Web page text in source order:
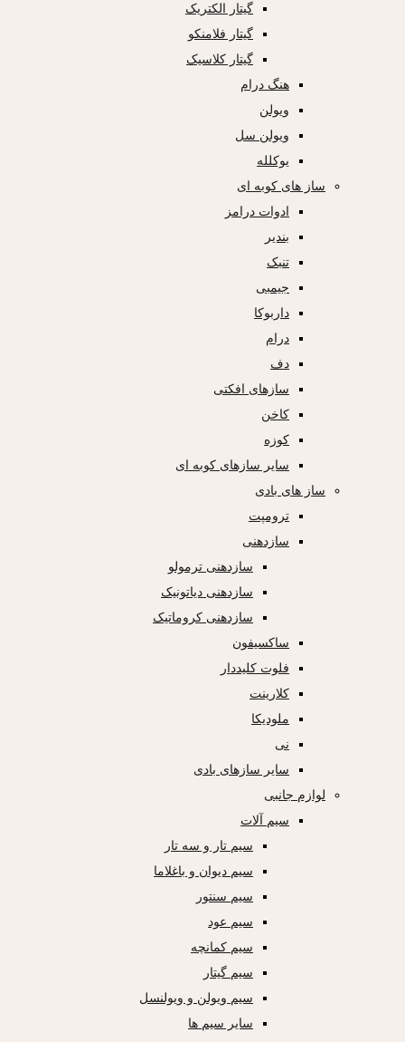
گیتار الکتریک
گیتار فلامنکو
گیتار کلاسیک
هنگ درام
ویولن
ویولن سل
یوکلله
ساز های کوبه ای
ادوات درامز
بندیر
تنبک
جیمبی
داربوکا
درام
دف
سازهای افکتی
کاخن
کوزه
سایر سازهای کوبه ای
ساز های بادی
ترومپت
سازدهنی
سازدهنی ترمولو
سازدهنی دیاتونیک
سازدهنی کروماتیک
ساکسیفون
فلوت کلیددار
کلارینت
ملودیکا
نی
سایر سازهای بادی
لوازم جانبی
سیم آلات
سیم تار و سه تار
سیم دیوان و باغلاما
سیم سنتور
سیم عود
سیم کمانچه
سیم گیتار
سیم ویولن و ویولنسل
سایر سیم ها